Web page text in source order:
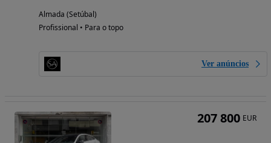
Almada (Setúbal)
Profissional • Para o topo
Ver anúncios
207 800 EUR